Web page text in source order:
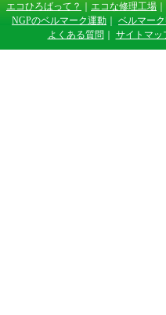
エコひろばって？
エコな修理工場
NGPのベルマーク運動
ベルマー
よくある質問
サイトマッ